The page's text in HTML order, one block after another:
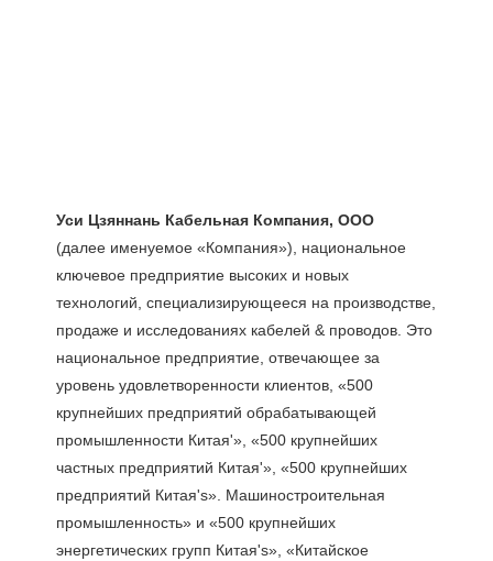
(далее именуемое «Компания»), национальное
ключевое предприятие высоких и новых
технологий, специализирующееся на производстве,
продаже и исследованиях кабелей & проводов. Это
национальное предприятие, отвечающее за
уровень удовлетворенности клиентов, «500
крупнейших предприятий обрабатывающей
промышленности Китая'», «500 крупнейших
частных предприятий Китая'», «500 крупнейших
предприятий Китая's». Машиностроительная
промышленность» и «500 крупнейших
энергетических групп Китая's», «Китайское